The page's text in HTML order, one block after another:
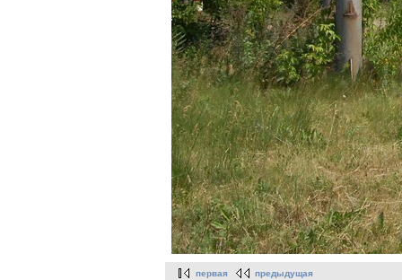
первая предыдущая